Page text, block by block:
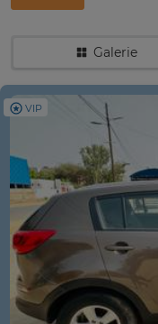
Galerie
VIP